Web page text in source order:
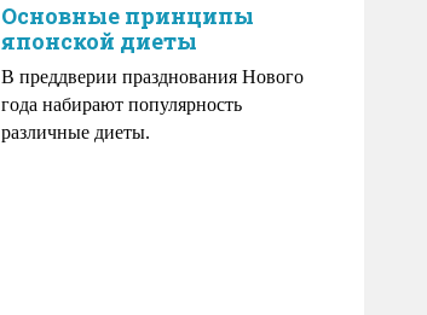
Основные принципы
японской диеты
В преддверии празднования Нового
года набирают популярность
различные диеты.